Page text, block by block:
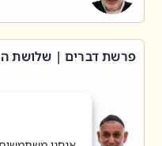
פרשת דברים | שלושת